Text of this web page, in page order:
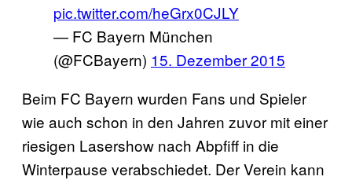
pic.twitter.com/heGrx0CJLY
— FC Bayern München
(@FCBayern) 15. Dezember 2015
Beim FC Bayern wurden Fans und Spieler
wie auch schon in den Jahren zuvor mit einer
riesigen Lasershow nach Abpfiff in die
Winterpause verabschiedet. Der Verein kann